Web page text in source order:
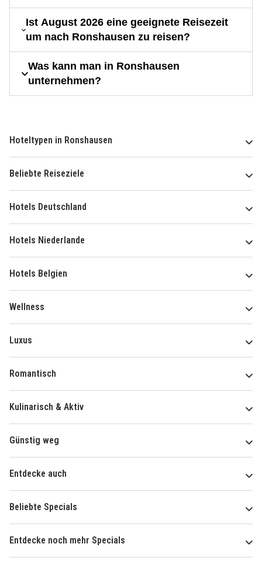
Ist August 2026 eine geeignete Reisezeit
um nach Ronshausen zu reisen?
Was kann man in Ronshausen
unternehmen?
Hoteltypen in Ronshausen
Beliebte Reiseziele
Hotels Deutschland
Hotels Niederlande
Hotels Belgien
Wellness
Luxus
Romantisch
Kulinarisch & Aktiv
Günstig weg
Entdecke auch
Beliebte Specials
Entdecke noch mehr Specials